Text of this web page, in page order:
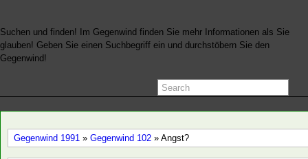
Suchen und finden! Im Gegenwind finden Sie mehr Informationen als Sie
glauben! Geben Sie einen Suchbegriff ein und durchstöbern Sie den
Gegenwind!
Gegenwind 1991 » Gegenwind 102 » Angst?